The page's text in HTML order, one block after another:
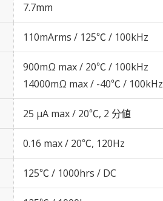
7.7mm
110mArms / 125℃ / 100kHz
900mΩ max / 20℃ / 100kHz
14000mΩ max / -40℃ / 100kHz
25 μA max / 20℃, 2 分値
0.16 max / 20℃, 120Hz
125℃ / 1000hrs / DC